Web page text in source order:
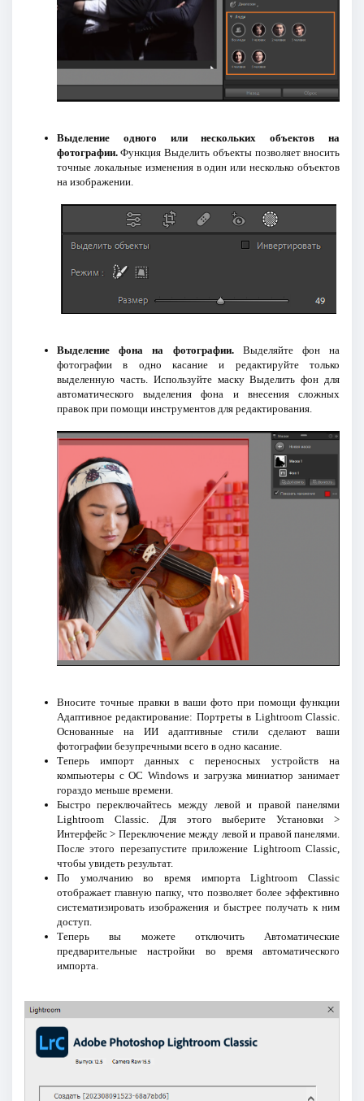
Выделение одного или нескольких объектов на
фотографии.Функция Выделить объекты позволяет вносить
точные локальные изменения в один или несколько объектов
на изображении.
Выделение фона на фотографии.Выделяйте фон на
фотографии в одно касание и редактируйте только
выделенную часть. Используйте маску Выделить фон для
автоматического выделения фона и внесения сложных
правок при помощи инструментов для редактирования.
Вносите точные правки в ваши фото при помощи функции
Адаптивное редактирование: Портреты в Lightroom Classic.
Основанные на ИИ адаптивные стили сделают ваши
фотографии безупречными всего в одно касание.
Теперь импорт данных с переносных устройств на
компьютеры с ОС Windows и загрузка миниатюр занимает
гораздо меньше времени.
Быстро переключайтесь между левой и правой панелями
Lightroom Classic. Для этого выберите Установки >
Интерфейс > Переключение между левой и правой панелями.
После этого перезапустите приложение Lightroom Classic,
чтобы увидеть результат.
По умолчанию во время импорта Lightroom Classic
отображает главную папку, что позволяет более эффективно
систематизировать изображения и быстрее получать к ним
доступ.
Теперь вы можете отключить Автоматические
предварительные настройки во время автоматического
импорта.